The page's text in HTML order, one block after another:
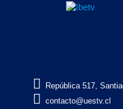
 República 517,
 contacto@uestv.cl